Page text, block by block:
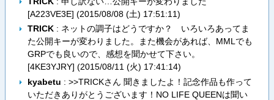
[A223VE3E] (2015/08/08 (土) 17:51:11)
TRICK: ネットの調子はどうですか？ いろいろあってま
た公開キーが変わりました。また機会があれば、MMLでも
GRPでも良いので、感想を聞かせて下さい。
[4KE3YJRY] (2015/08/11 (火) 17:41:14)
kyabetu : >>TRICKさん 聞きましたよ！記念作品も作って
いただきありがとうございます！NO LIFE QUEENは聞い